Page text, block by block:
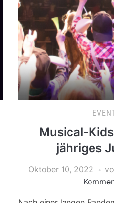
Musical-
jähriges
Oktober 10, 2022